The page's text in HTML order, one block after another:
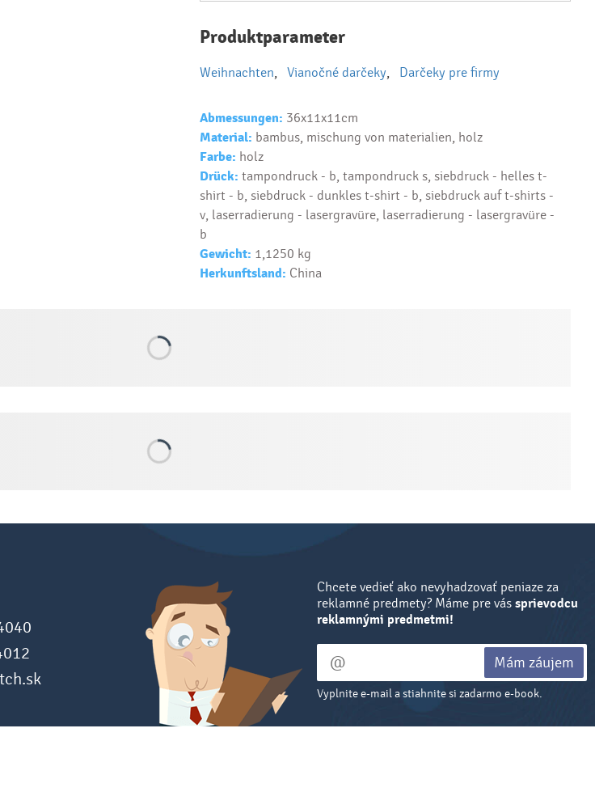
Ako si vybrať
správny
predmet?
Produktparameter
Weihnachten, Vianočné darčeky, Darčeky pre firmy
Abmessungen: 36x11x11cm
Material: bambus, mischung von materialien, holz
Farbe: holz
Drück: tampondruck - b, tampondruck s, siebdruck - helles t-
shirt - b, siebdruck - dunkles t-shirt - b, siebdruck auf t-shirts -
v, laserradierung - lasergravüre, laserradierung - lasergravüre -
b
Gewicht: 1,1250 kg
Herkunftsland: China
Chcete vedieť ako nevyhadzovať peniaze za
reklamné predmety? Máme pre vás sprievodcu
reklamnými predmetmi!
Mám záujem
Vyplnite e-mail a stiahnite si zadarmo e-book.